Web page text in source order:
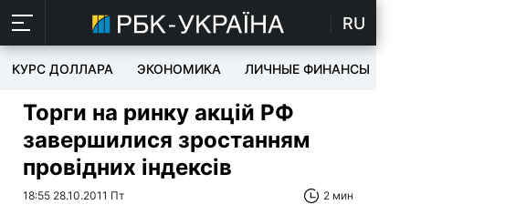
RU
КУРС ДОЛЛАРА ЭКОНОМИКА ЛИЧНЫЕ ФИНАНСЫ
Торги на ринку акцій РФ
завершилися зростанням
провідних індексів
18:55 28.10.2011 Пт 2 мин